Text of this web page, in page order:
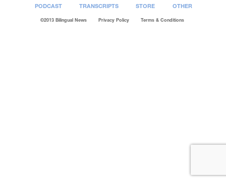
PODCAST TRANSCRIPTS STORE OTHER
©2013 Bilingual News Privacy Policy Terms & Conditions